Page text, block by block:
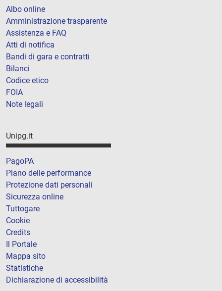
Albo online
Amministrazione trasparente
Assistenza e FAQ
Atti di notifica
Bandi di gara e contratti
Bilanci
Codice etico
FOIA
Note legali
Unipg.it
PagoPA
Piano delle performance
Protezione dati personali
Sicurezza online
Tuttogare
Cookie
Credits
Il Portale
Mappa sito
Statistiche
Dichiarazione di accessibilità